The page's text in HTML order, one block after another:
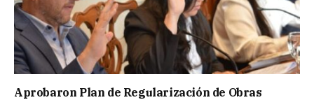
Aprobaron Plan de Regularización de Obras